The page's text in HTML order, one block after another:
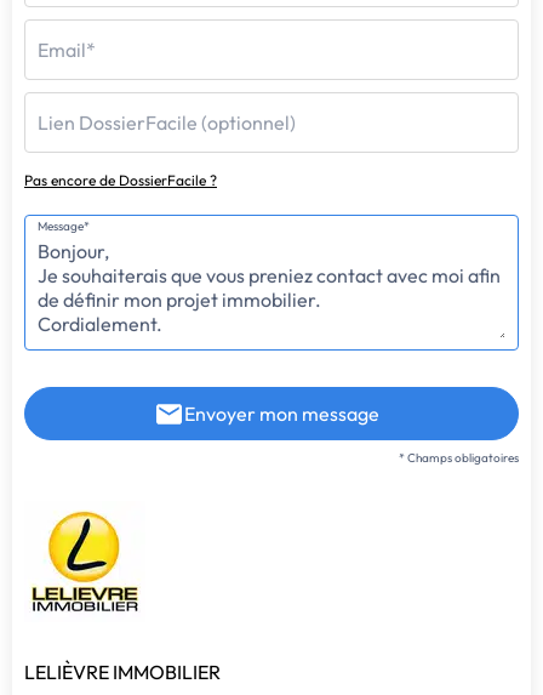
Email*
Lien DossierFacile (optionnel)
Pas encore de DossierFacile ?
Message*
Envoyer mon message
* Champs obligatoires
LELIÈVRE IMMOBILIER